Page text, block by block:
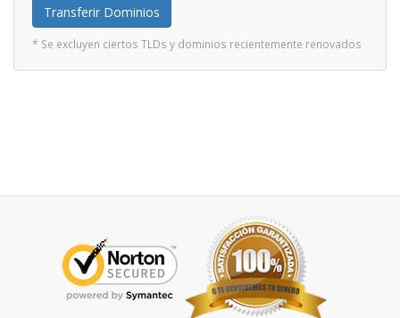
Transferir Dominios
* Se excluyen ciertos TLDs y dominios recientemente renovados